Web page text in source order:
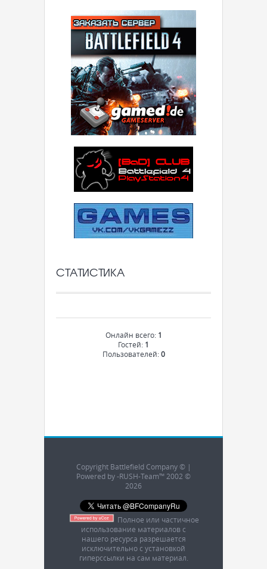
СТАТИСТИКА
Онлайн всего: 1
Гостей: 1
Пользователей:0
Copyright Battlefield Company © |
Powered by -RUSH-Team™ 2002 ©
2026
Полное или частичное
использование материалов с
нашего ресурса разрешается
исключительно с установкой
гиперссылки на сам материал.